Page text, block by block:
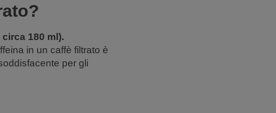
180 ml).
in un caffè filtrato è
per gli